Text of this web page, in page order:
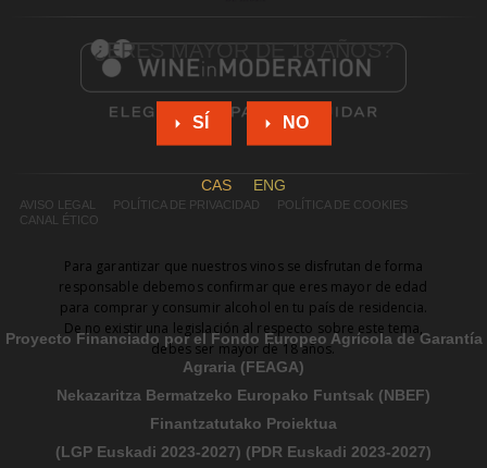
AVISO LEGAL POLÍTICA DE PRIVACIDAD
POLÍTICA DE COOKIES
CANAL ÉTICO
Proyecto Financiado por el Fondo Europeo Agrícola de Garantía
Agraria (FEAGA)
Nekazaritza Bermatzeko Europako Funtsak (NBEF)
Finantzatutako Proiektua
(LGP Euskadi 2023-2027) (PDR Euskadi 2023-2027)
¿ERES MAYOR DE 18 AÑOS?
SÍ NO
CAS ENG
Para garantizar que nuestros vinos se disfrutan de forma
responsable debemos confirmar que eres mayor de edad
para comprar y consumir alcohol en tu país de residencia.
De no existir una legislación al respecto sobre este tema,
debes ser mayor de 18 años.